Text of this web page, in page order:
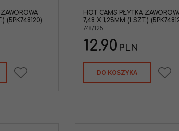
(5PK748120)
HOT CAMS PŁYTKA
7,48 X 1,25MM (1 SZT.)
748/125
12.90 PLN
DO KOSZYKA